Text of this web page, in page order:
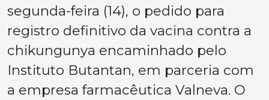
segunda-feira (14), o pedido para
registro definitivo da vacina contra a
chikungunya encaminhado pelo
Instituto Butantan, em parceria com
a empresa farmacêutica Valneva. O